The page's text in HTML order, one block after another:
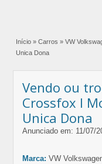
Início » Carros » VW
Unica Dona
Vendo ou
Crossfox I
Unica Dona
Anunciado em: 11/07/
Marca: VW